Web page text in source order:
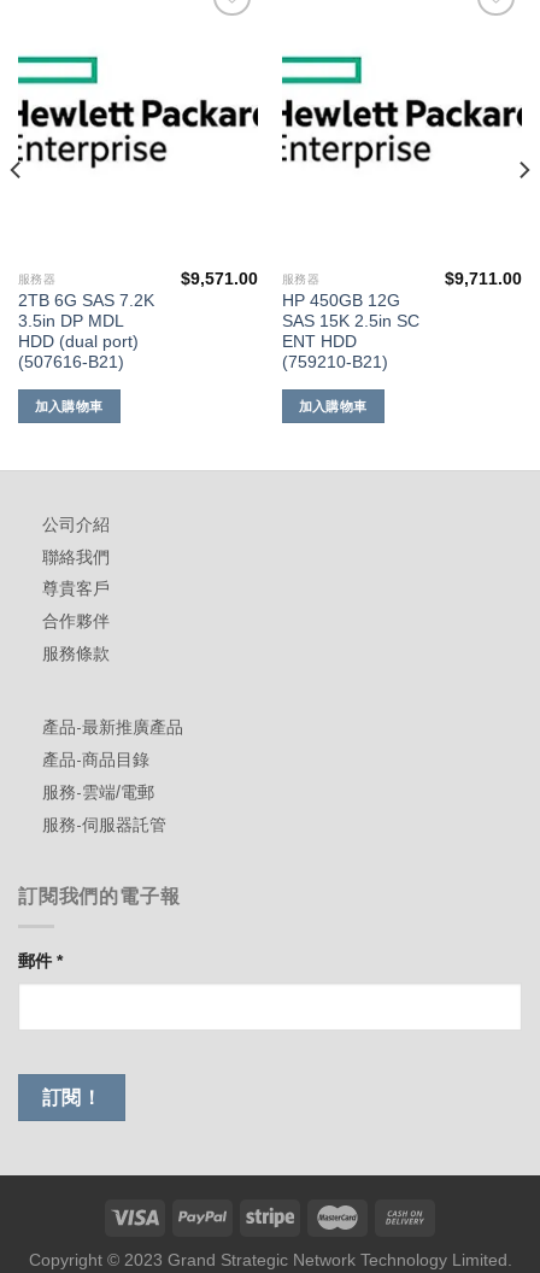
服務器
2TB 6G SAS 7.2K
3.5in DP MDL
HDD (dual port)
(507616-B21)
$9,571.00
加入購物車
服務器
HP 450GB 12G
SAS 15K 2.5in SC
ENT HDD
(759210-B21)
$9,711.00
加入購物車
公司介紹
聯絡我們
尊貴客戶
合作夥伴
服務條款
產品-最新推廣產品
產品-商品目錄
服務-雲端/電郵
服務-伺服器託管
訂閱我們的電子報
郵件*
Copyright © 2023 Grand Strategic Network Technology Limited.